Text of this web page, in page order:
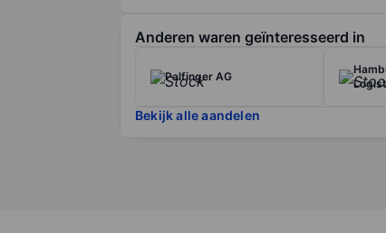
Anderen waren geïnteresseerd in
Palfinger AG
Bekijk alle aandelen